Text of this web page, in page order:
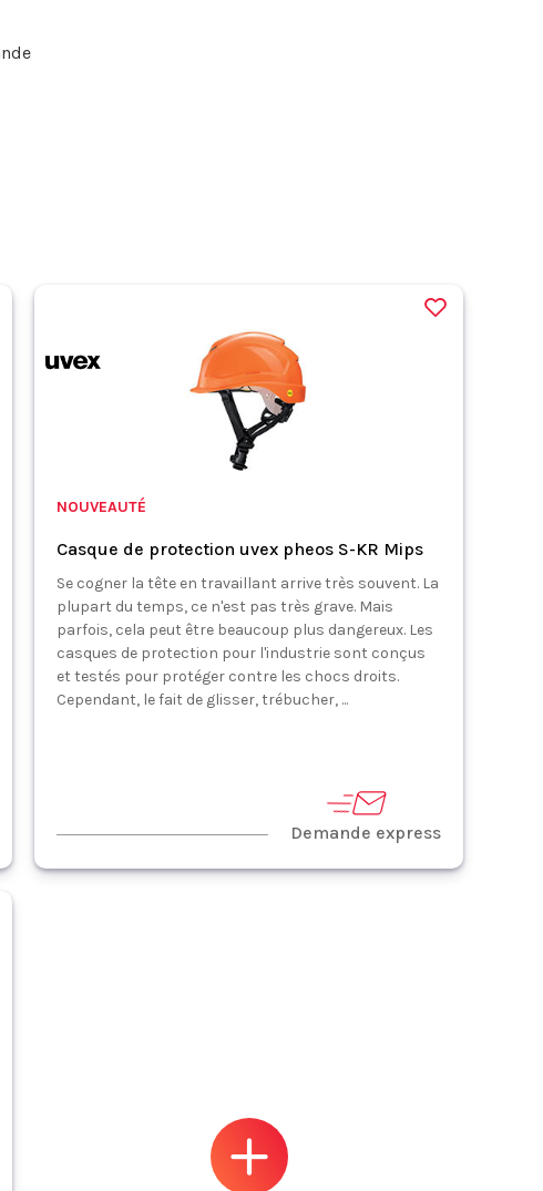
NOUVEAUTÉ
Casque de protection uvex pheos S-KR Mips
Se cogner la tête en travaillant arrive très souvent. La
plupart du temps, ce n'est pas très grave. Mais
parfois, cela peut être beaucoup plus dangereux. Les
casques de protection pour l'industrie sont conçus
et testés pour protéger contre les chocs droits.
Cependant, le fait de glisser, trébucher, ...
Demande express